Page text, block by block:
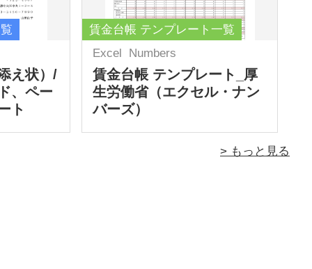
え状）/
、ペー
ト
賃金台帳 テンプレート一覧
Excel
Numbers
賃金台帳 テンプレート_厚
生労働省（エクセル・ナン
バーズ）
> もっと見る